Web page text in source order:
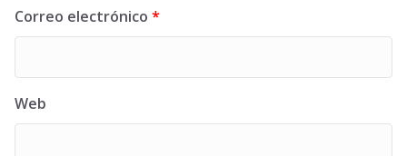
Correo electrónico *
Web